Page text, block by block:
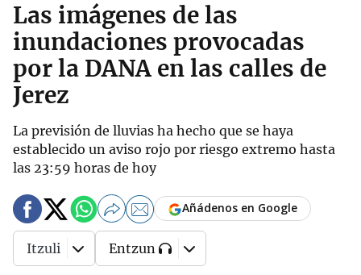
Las imágenes de las
inundaciones provocadas
por la DANA en las calles de
Jerez
La previsión de lluvias ha hecho que se haya
establecido un aviso rojo por riesgo extremo hasta
las 23:59 horas de hoy
Añádenos en Google
Itzuli Entzun